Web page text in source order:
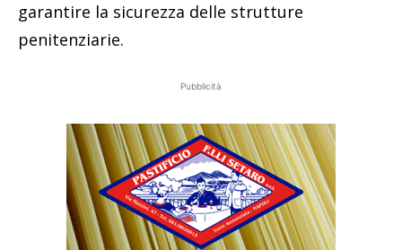
garantire la sicurezza delle strutture
penitenziarie.
Pubblicità